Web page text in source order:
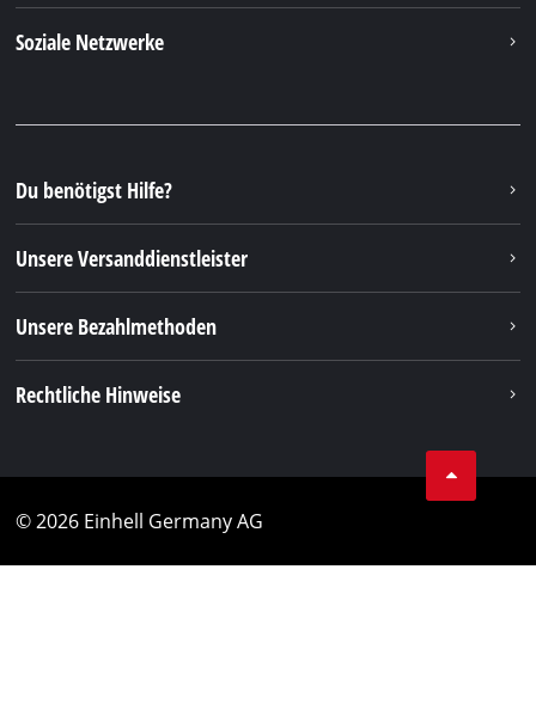
Soziale Netzwerke
Du benötigst Hilfe?
Unsere Versanddienstleister
Unsere Bezahlmethoden
Rechtliche Hinweise
© 2026 Einhell Germany AG